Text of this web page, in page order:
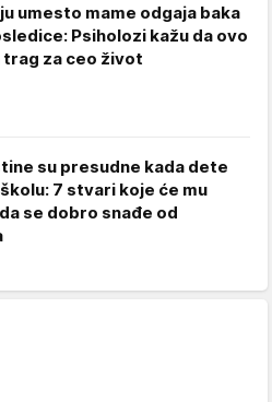
umesto mame odgaja baka
Psiholozi kažu da ovo
za ceo život
su presudne kada dete
7 stvari koje će mu
se dobro snađe od